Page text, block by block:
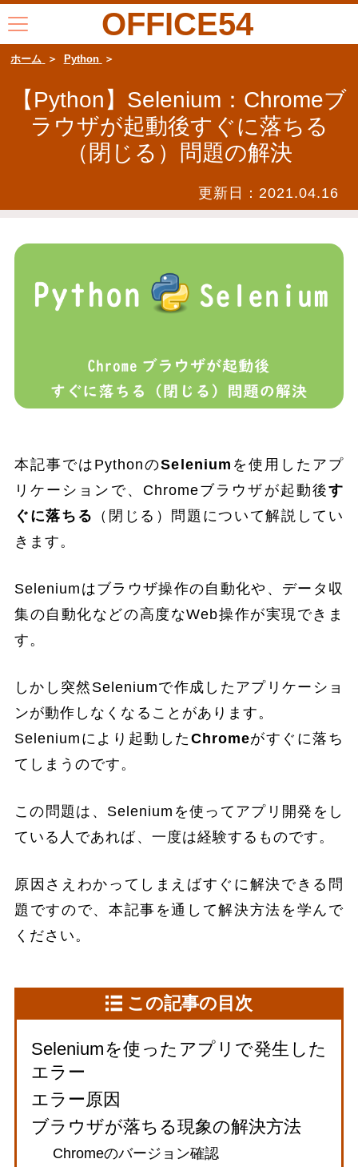
OFFICE54
ホーム Python
【Python】Selenium：Chromeブ
ラウザが起動後すぐに落ちる
（閉じる）問題の解決
更新日： 2021.04.16
本記事ではPythonのSelenium を使用したアプ
リケーションで、Chromeブラウザが起動後す
ぐに落ちる
（閉じる）問題について解説してい
きます。
Seleniumはブラウザ操作の自動化や、データ収
集の自動化などの高度なWeb操作が実現できま
す。
しかし突然Seleniumで作成したアプリケーショ
ンが動作しなくなることがあります。
Seleniumにより起動した Chromeがすぐに落ち
てしまうのです。
この問題は、Seleniumを使ってアプリ開発をし
ている人であれば、一度は経験するものです。
原因さえわかってしまえばすぐに解決できる問
題ですので、本記事を通して解決方法を学んで
ください。
この記事の目次
Seleniumを使ったアプリで発生した
エラー
エラー原因
ブラウザが落ちる現象の解決方法
Chromeのバージョン確認